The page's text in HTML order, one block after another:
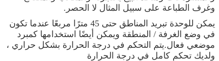
وغرف الطباعة على سبيل المثال لا الحصر.
يمكن للوحدة تبريد المناطق حتى 45 مترًا مربعًا عندما تكون
في وضع الغرفة / المنطقة ويمكن أيضًا استخدامها كمبرد
موضعي فعال.يتم التحكم في درجة الحرارة بشكل حراري ،
ولديك تحكم كامل في درجة الحرارة